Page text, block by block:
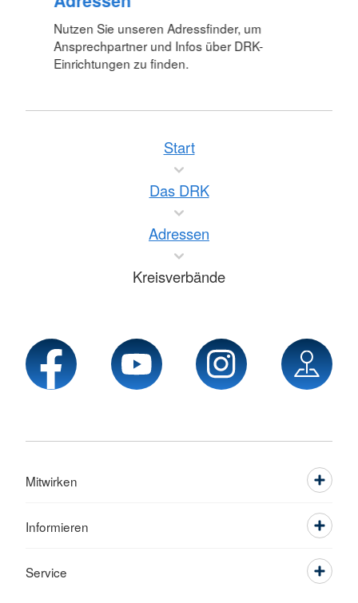
Nutzen Sie unseren Adressfinder, um
Ansprechpartner und Infos über DRK-
Einrichtungen zu finden.
Start
Das DRK
Adressen
Kreisverbände
Mitwirken
Informieren
Service